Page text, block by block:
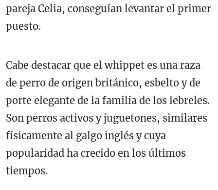
pareja Celia, conseguían levantar el primer
puesto.
Cabe destacar que el whippet es una raza
de perro de origen británico, esbelto y de
porte elegante de la familia de los lebreles.
Son perros activos y juguetones, similares
físicamente al galgo inglés y cuya
popularidad ha crecido en los últimos
tiempos.